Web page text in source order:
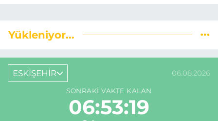
Yükleniyor...
ESKİŞEHİR
SONRAKI VAKTE KALAN
06:53:18
Öğle Namazı